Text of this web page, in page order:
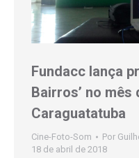
Fundacc lança
Bairros’ no
Caraguatatuba
Cine-Foto-Som Por
18 de abril de 2018